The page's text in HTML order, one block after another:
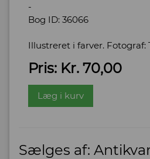
-
Bog ID: 36066
Illustreret i farver. Fotograf:
Pris: Kr. 70,00
Læg i kurv
Sælges af: